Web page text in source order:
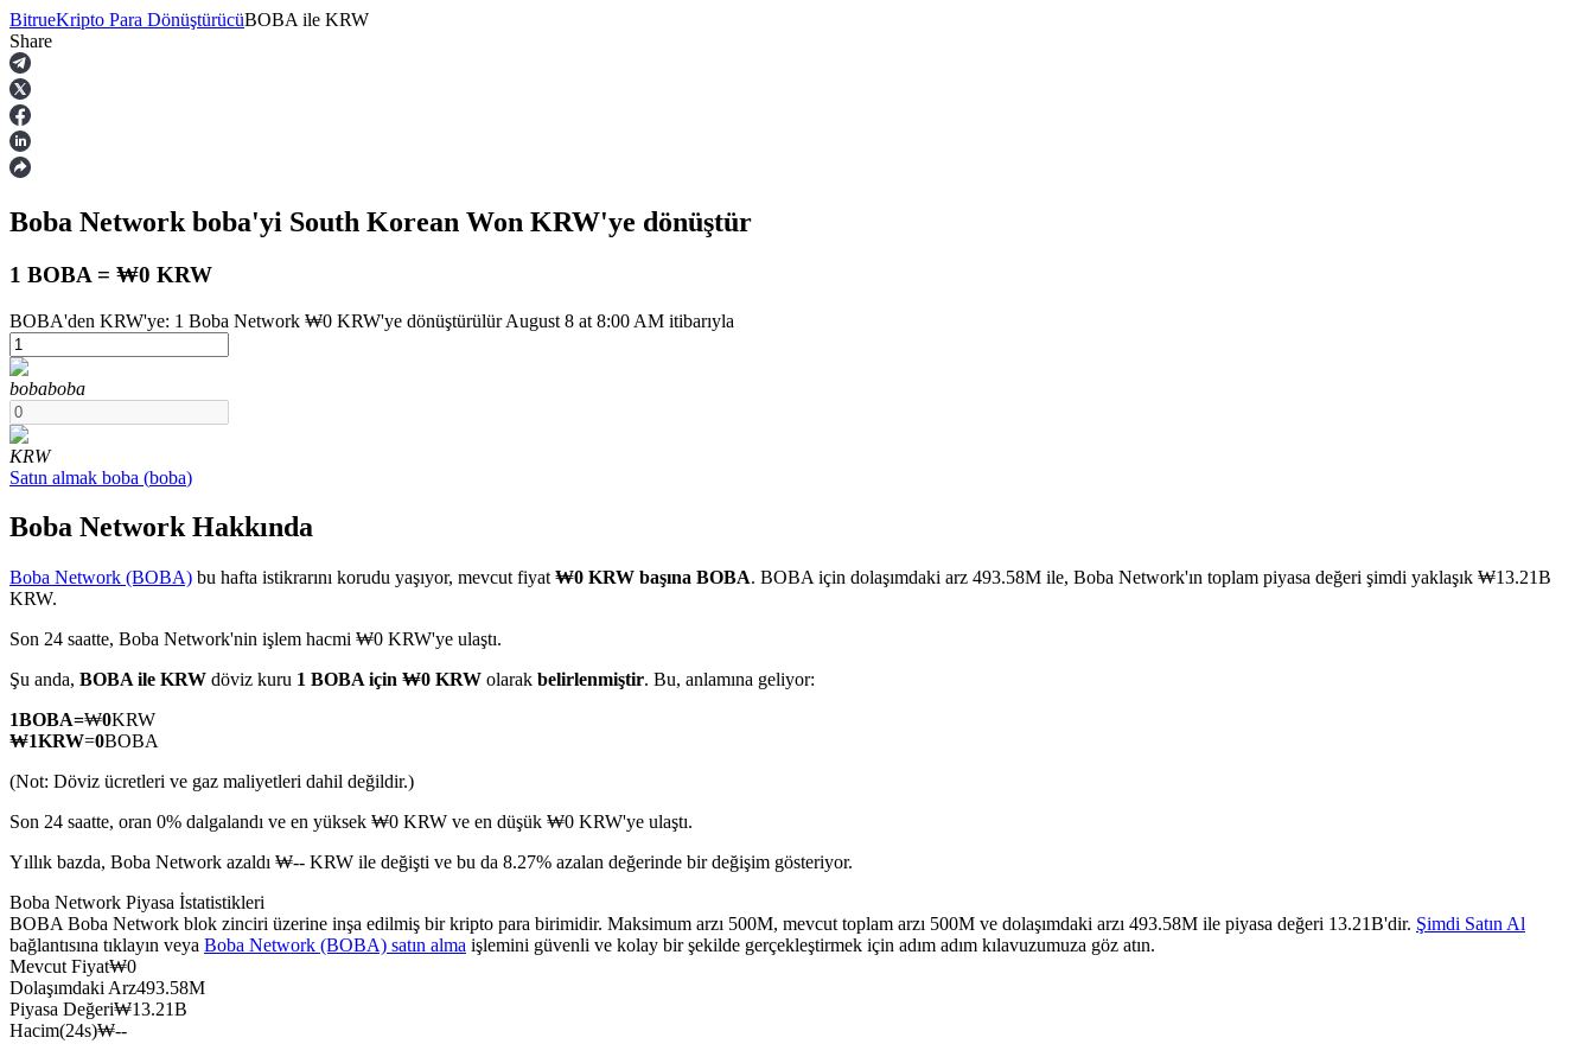
Vadeli İşlemler
USDT Vadeli İşlemleri
Teminat olarak USDT kullanan vadeli işlemler
COIN-M Vadeli İşlemleri
Kripto Para Vadeli İşlemleri
BitrueKripto Para DönüştürücüBOBA ile KRW
Share
Boba Network boba'yi South Korean Won KRW'ye dönüştür
1 BOBA = ₩0 KRW
BOBA'den KRW'ye: 1 Boba Network ₩0 KRW'ye dönüştürülür August 8 at 8:00 AM itibarıyla
bobaboba
KRW
Satın almak boba (boba)
Boba Network Hakkında
Boba Network (BOBA) bu hafta istikrarını korudu yaşıyor, mevcut fiyat ₩0 KRW başına BOBA. BOBA için dolaşımdaki arz 493.58M ile, Boba Network'ın toplam piyasa değeri şimdi yaklaşık ₩13.21B
KRW.
Son 24 saatte, Boba Network'nin işlem hacmi ₩0 KRW'ye ulaştı.
Şu anda, BOBA ile KRW döviz kuru 1 BOBA için ₩0 KRW olarak belirlenmiştir. Bu, anlamına geliyor:
1BOBA=₩0KRW
₩1KRW=0BOBA
(Not: Döviz ücretleri ve gaz maliyetleri dahil değildir.)
Son 24 saatte, oran 0% dalgalandı ve en yüksek ₩0 KRW ve en düşük ₩0 KRW'ye ulaştı.
Yıllık bazda, Boba Network azaldı ₩-- KRW ile değişti ve bu da 8.27% azalan değerinde bir değişim gösteriyor.
Boba Network Piyasa İstatistikleri
BOBA Boba Network blok zinciri üzerine inşa edilmiş bir kripto para birimidir. Maksimum arzı 500M, mevcut toplam arzı 500M ve dolaşımdaki arzı 493.58M ile piyasa değeri 13.21B'dir. Şimdi Satın Al
bağlantısına tıklayın veya Boba Network (BOBA) satın alma işlemini güvenli ve kolay bir şekilde gerçekleştirmek için adım adım kılavuzumuza göz atın.
Mevcut Fiyat₩0
Dolaşımdaki Arz493.58M
Piyasa Değeri₩13.21B
Hacim(24s)₩--